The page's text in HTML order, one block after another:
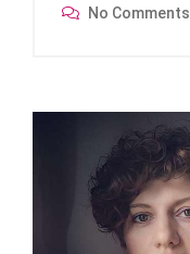
No Comments